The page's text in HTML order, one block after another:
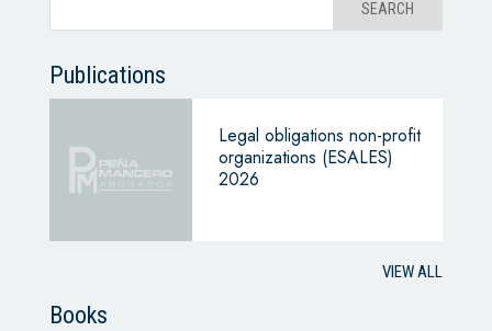
Publications
Legal obligations non-profit
organizations (ESALES)
2026
VIEW ALL
Books